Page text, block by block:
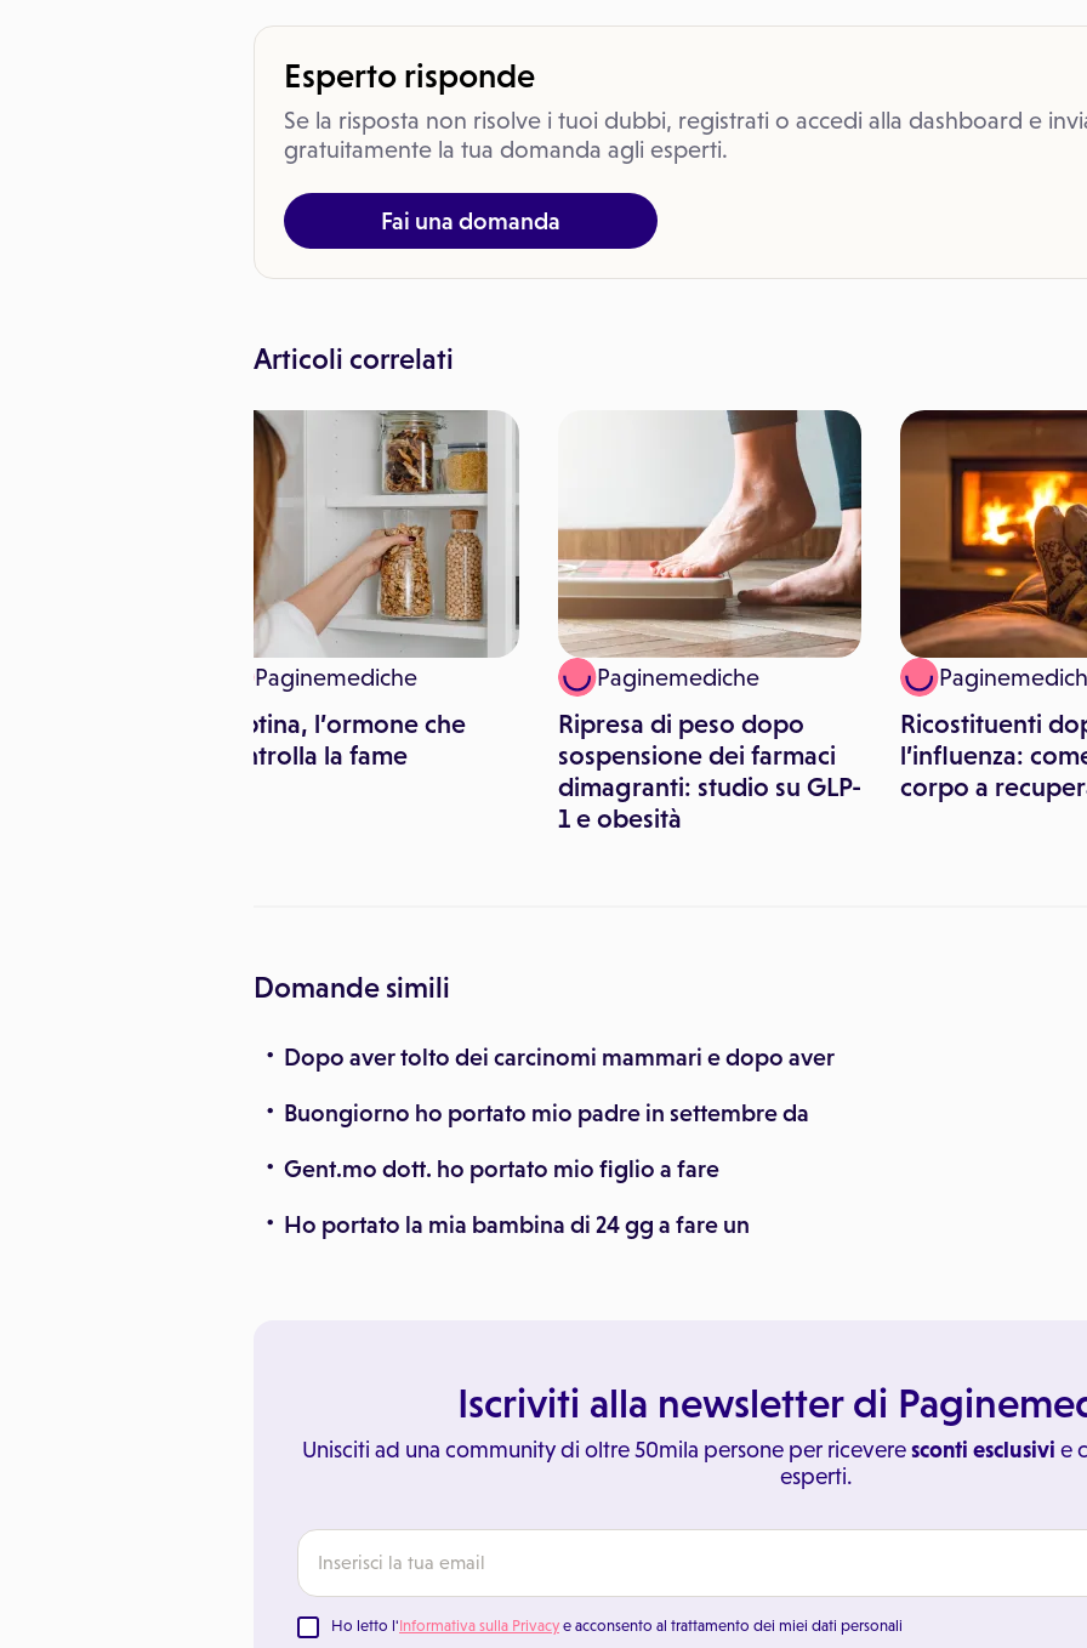
Esperto risponde
Se la risposta non risolve i tuoi dubbi, registrati o accedi alla dashboard e
gratuitamente la tua domanda agli esperti.
Fai una domanda
Articoli correlati
Paginemediche
Leptina, l’ormone che
controlla la fame
Paginemediche
Ripresa di peso dopo
sospensione dei farmaci
dimagranti: studio su GLP-
1 e obesità
Ricostituenti
l’influenza:
corpo a
Domande simili
Dopo aver tolto dei carcinomi mammari e dopo aver
Buongiorno ho portato mio padre in settembre da
Gent.mo dott. ho portato mio figlio a fare
Ho portato la mia bambina di 24 gg a fare un
Iscriviti alla newsletter di
Unisciti ad una community di oltre 50mila persone per riceveresconti esclusivi e
esperti.
Ho letto l'Informativa sulla Privacy e acconsento al trattamento dei miei dati personali